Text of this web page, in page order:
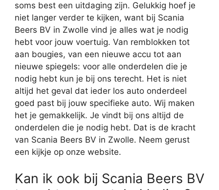
soms best een uitdaging zijn. Gelukkig hoef je
niet langer verder te kijken, want bij Scania
Beers BV in Zwolle vind je alles wat je nodig
hebt voor jouw voertuig. Van remblokken tot
aan bougies, van een nieuwe accu tot aan
nieuwe spiegels: voor alle onderdelen die je
nodig hebt kun je bij ons terecht. Het is niet
altijd het geval dat ieder los auto onderdeel
goed past bij jouw specifieke auto. Wij maken
het je gemakkelijk. Je vindt bij ons altijd de
onderdelen die je nodig hebt. Dat is de kracht
van Scania Beers BV in Zwolle. Neem gerust
een kijkje op onze website.
Kan ik ook bij Scania Beers BV